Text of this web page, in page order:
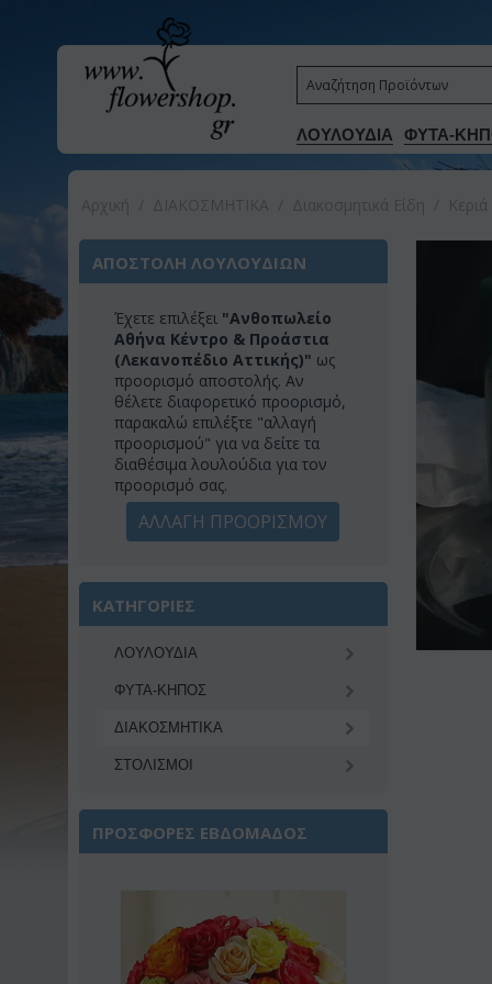
ΛΟΥΛΟΥΔΙΑ ΦΥΤΑ-
ΑΠΟΣΤΟΛΗ ΛΟΥΛΟΥΔΙΩΝ
Έχετε επιλέξει "Ανθοπωλείο
Αθήνα Κέντρο & Προάστια
(Λεκανοπέδιο Αττικής)" ως
προορισμό αποστολής. Αν
θέλετε διαφορετικό προορισμό,
παρακαλώ επιλέξτε "αλλαγή
προορισμού" για να δείτε τα
διαθέσιμα λουλούδια για τον
προορισμό σας.
ΑΛΛΑΓΗ ΠΡΟΟΡΙΣΜΟΥ
ΚΑΤΗΓΟΡΙΕΣ
ΛΟΥΛΟΥΔΙΑ
ΦΥΤΑ-ΚΗΠΟΣ
ΔΙΑΚΟΣΜΗΤΙΚA
ΣΤΟΛΙΣΜΟΙ
ΠΡΟΣΦΟΡΕΣ ΕΒΔΟΜΑΔΟΣ